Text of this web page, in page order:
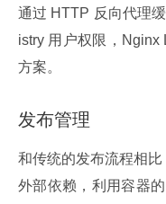
通过 HTTP 反向代理
istry 用户权限，Nginx
方案。
发布管理
和传统的发布流程相
外部依赖，利用容器